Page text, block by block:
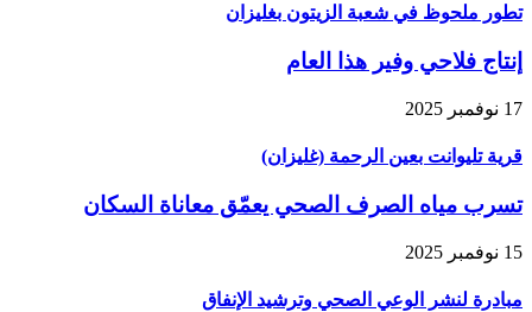
تطور ملحوظ في شعبة الزيتون بغليزان
إنتاج فلاحي وفير هذا العام
17 نوفمبر 2025
قرية تليوانت بعين الرحمة (غليزان)
تسرب مياه الصرف الصحي يعمّق معاناة السكان
15 نوفمبر 2025
مبادرة لنشر الوعي الصحي وترشيد الإنفاق